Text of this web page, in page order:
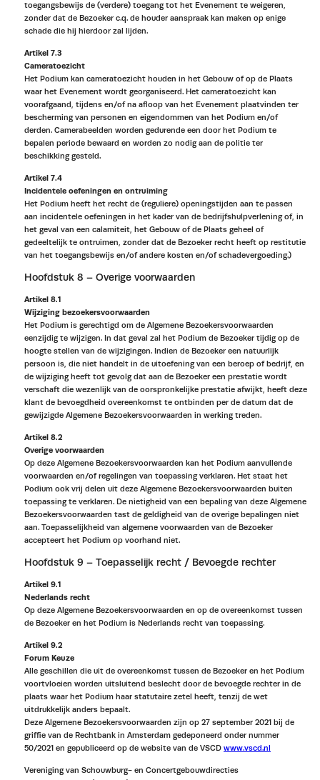
toegangsbewijs de (verdere) toegang tot het Evenement te weigeren,
zonder dat de Bezoeker c.q. de houder aanspraak kan maken op enige
schade die hij hierdoor zal lijden.
Artikel 7.3
Cameratoezicht
Het Podium kan cameratoezicht houden in het Gebouw of op de Plaats
waar het Evenement wordt georganiseerd. Het cameratoezicht kan
voorafgaand, tijdens en/of na afloop van het Evenement plaatvinden ter
bescherming van personen en eigendommen van het Podium en/of
derden. Camerabeelden worden gedurende een door het Podium te
bepalen periode bewaard en worden zo nodig aan de politie ter
beschikking gesteld.
Artikel 7.4
Incidentele oefeningen en ontruiming
Het Podium heeft het recht de (reguliere) openingstijden aan te passen
aan incidentele oefeningen in het kader van de bedrijfshulpverlening of, in
het geval van een calamiteit, het Gebouw of de Plaats geheel of
gedeeltelijk te ontruimen, zonder dat de Bezoeker recht heeft op restitutie
van het toegangsbewijs en/of andere kosten en/of schadevergoeding.)
Hoofdstuk 8 – Overige voorwaarden
Artikel 8.1
Wijziging bezoekersvoorwaarden
Het Podium is gerechtigd om de Algemene Bezoekersvoorwaarden
eenzijdig te wijzigen. In dat geval zal het Podium de Bezoeker tijdig op de
hoogte stellen van de wijzigingen. Indien de Bezoeker een natuurlijk
persoon is, die niet handelt in de uitoefening van een beroep of bedrijf, en
de wijziging heeft tot gevolg dat aan de Bezoeker een prestatie wordt
verschaft die wezenlijk van de oorspronkelijke prestatie afwijkt, heeft deze
klant de bevoegdheid overeenkomst te ontbinden per de datum dat de
gewijzigde Algemene Bezoekersvoorwaarden in werking treden.
Artikel 8.2
Overige voorwaarden
Op deze Algemene Bezoekersvoorwaarden kan het Podium aanvullende
voorwaarden en/of regelingen van toepassing verklaren. Het staat het
Podium ook vrij delen uit deze Algemene Bezoekersvoorwaarden buiten
toepassing te verklaren. De nietigheid van een bepaling van deze Algemene
Bezoekersvoorwaarden tast de geldigheid van de overige bepalingen niet
aan. Toepasselijkheid van algemene voorwaarden van de Bezoeker
accepteert het Podium op voorhand niet.
Hoofdstuk 9 – Toepasselijk recht / Bevoegde rechter
Artikel 9.1
Nederlands recht
Op deze Algemene Bezoekersvoorwaarden en op de overeenkomst tussen
de Bezoeker en het Podium is Nederlands recht van toepassing.
Artikel 9.2
Forum Keuze
Alle geschillen die uit de overeenkomst tussen de Bezoeker en het Podium
voortvloeien worden uitsluitend beslecht door de bevoegde rechter in de
plaats waar het Podium haar statutaire zetel heeft, tenzij de wet
uitdrukkelijk anders bepaalt.
Deze Algemene Bezoekersvoorwaarden zijn op 27 september 2021 bij de
griffie van de Rechtbank in Amsterdam gedeponeerd onder nummer
50/2021 en gepubliceerd op de website van de VSCD www.vscd.nl
Vereniging van Schouwburg- en Concertgebouwdirecties